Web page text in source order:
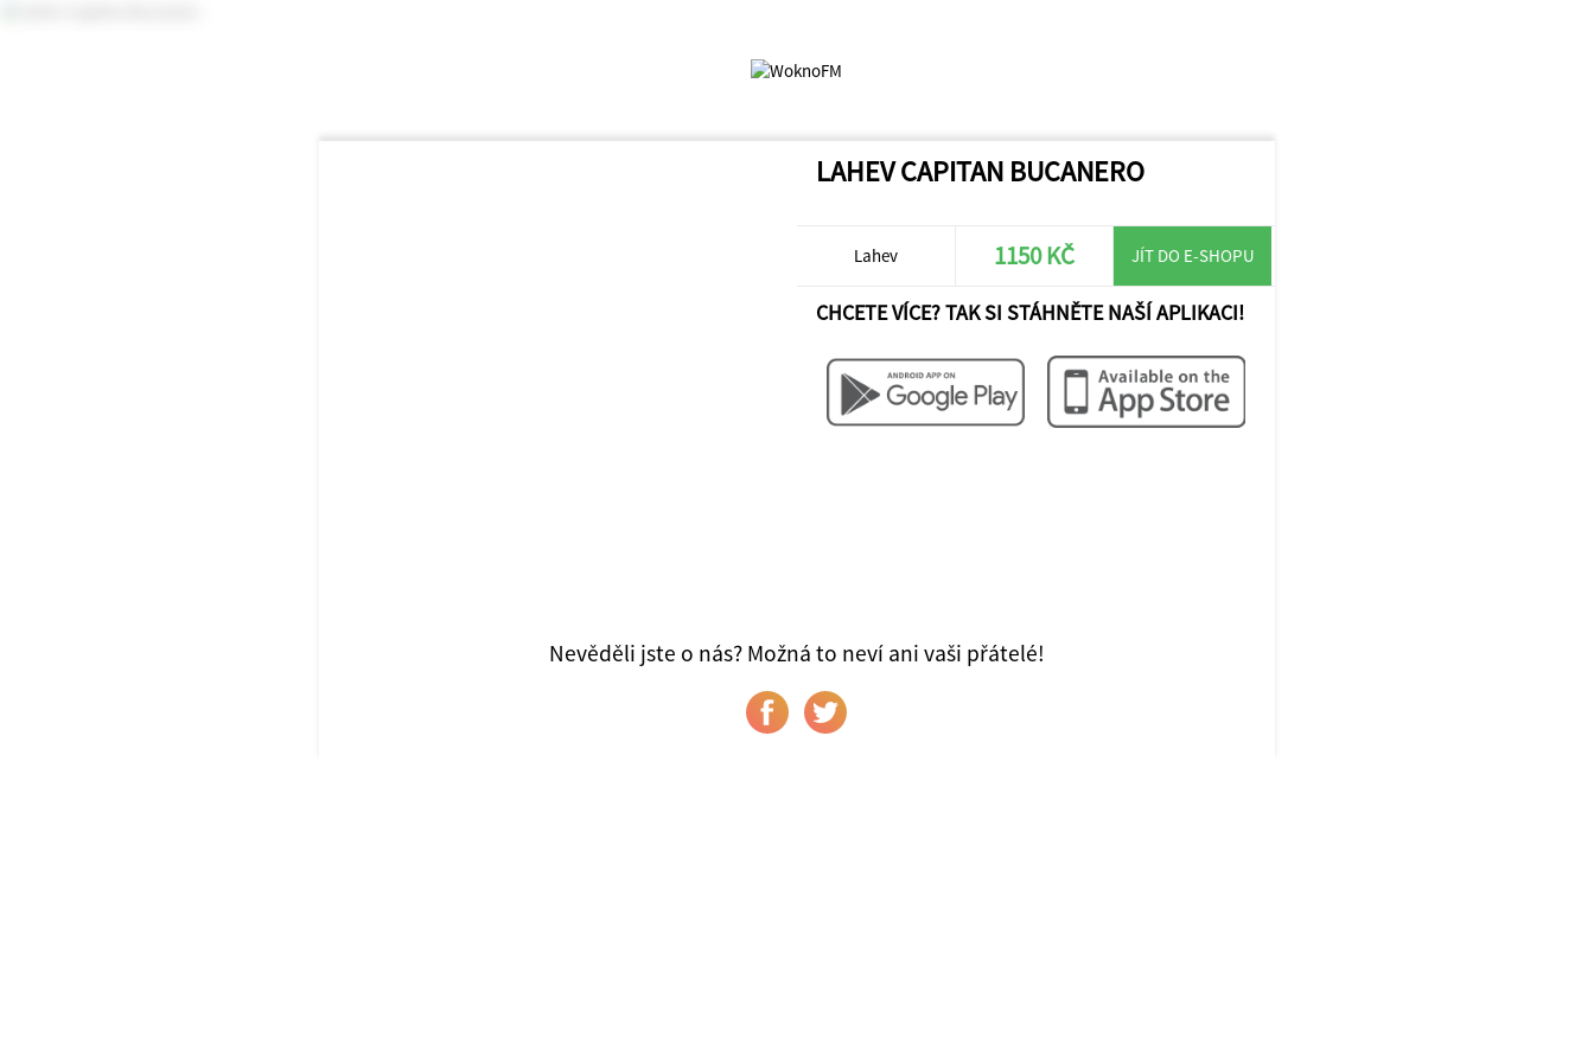
LAHEV CAPITAN BUCANERO
Lahev 1150 KČ JÍT DO E-SHOPU
CHCETE VÍCE? TAK SI STÁHNĚTE NAŠÍ APLIKACI!
Nevěděli jste o nás? Možná to neví ani vaši přátelé!